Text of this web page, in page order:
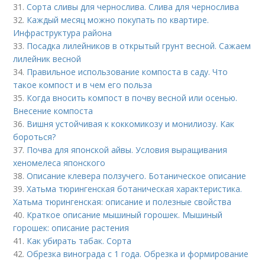
31.Сорта сливы для чернослива. Слива для чернослива
32. Каждый месяц можно покупать по квартире.
Инфраструктура района
33. Посадка лилейников в открытый грунт весной. Сажаем
лилейник весной
34. Правильное использование компоста в саду. Что
такое компост и в чем его польза
35. Когда вносить компост в почву весной или осенью.
Внесение компоста
36. Вишня устойчивая к коккомикозу и монилиозу. Как
бороться?
37. Почва для японской айвы. Условия выращивания
хеномелеса японского
38.Описание клевера ползучего. Ботаническое описание
39.Хатьма тюрингенская ботаническая характеристика.
Хатьма тюрингенская: описание и полезные свойства
40. Краткое описание мышиный горошек. Мышиный
горошек: описание растения
41. Как убирать табак. Сорта
42.Обрезка винограда с 1 года. Обрезка и формирование